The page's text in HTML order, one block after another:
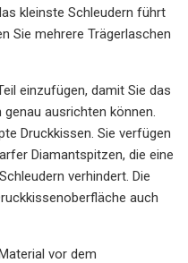
kleinste Schleudern führt
Sie mehrere Trägerlaschen
einzufügen, damit Sie das
ausrichten können.
Druckkissen. Sie verfügen
Diamantspitzen, die eine
verhindert. Die
auch
vor dem